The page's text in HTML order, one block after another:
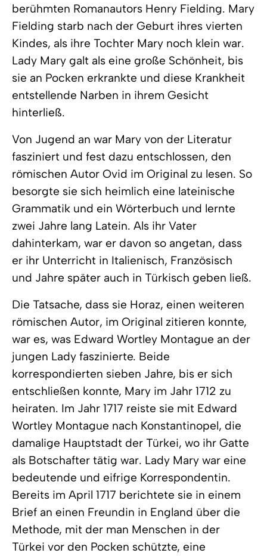
berühmten Romanautors Henry Fielding. Mary
Fielding starb nach der Geburt ihres vierten
Kindes, als ihre Tochter Mary noch klein war.
Lady Mary galt als eine große Schönheit, bis
sie an Pocken erkrankte und diese Krankheit
entstellende Narben in ihrem Gesicht
hinterließ.
Von Jugend an war Mary von der Literatur
fasziniert und fest dazu entschlossen, den
römischen Autor Ovid im Original zu lesen. So
besorgte sie sich heimlich eine lateinische
Grammatik und ein Wörterbuch und lernte
zwei Jahre lang Latein. Als ihr Vater
dahinterkam, war er davon so angetan, dass
er ihr Unterricht in Italienisch, Französisch
und Jahre später auch in Türkisch geben ließ.
Die Tatsache, dass sie Horaz, einen weiteren
römischen Autor, im Original zitieren konnte,
war es, was Edward Wortley Montague an der
jungen Lady faszinierte. Beide
korrespondierten sieben Jahre, bis er sich
entschließen konnte, Mary im Jahr 1712 zu
heiraten. Im Jahr 1717 reiste sie mit Edward
Wortley Montague nach Konstantinopel, die
damalige Hauptstadt der Türkei, wo ihr Gatte
als Botschafter tätig war. Lady Mary war eine
bedeutende und eifrige Korrespondentin.
Bereits im April 1717 berichtete sie in einem
Brief an einen Freundin in England über die
Methode, mit der man Menschen in der
Türkei vor den Pocken schützte, eine